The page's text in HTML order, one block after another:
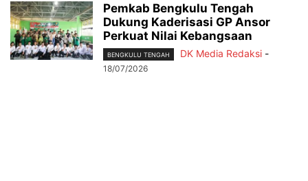
Pemkab Bengkulu Tengah
Dukung Kaderisasi GP Ansor
Perkuat Nilai Kebangsaan
BENGKULU TENGAH DK Media Redaksi -
18/07/2026